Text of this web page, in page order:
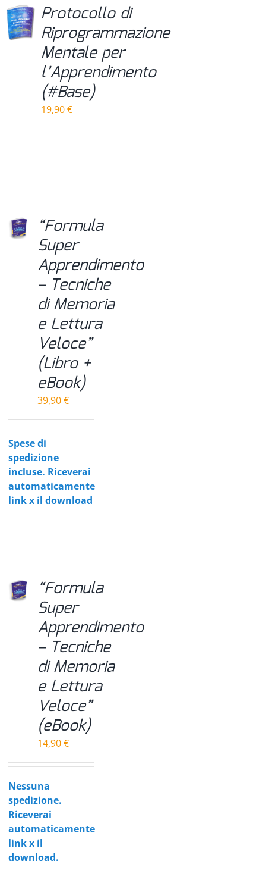
Protocollo di
Riprogrammazione
Mentale per
l’Apprendimento
(#Base)
19,90€
“Formula
Super
Apprendimento
– Tecniche
di Memoria
e Lettura
Veloce”
(Libro +
eBook)
39,90€
Spese di
spedizione
incluse. Riceverai
automaticamente
link x il download
“Formula
Super
Apprendimento
– Tecniche
di Memoria
e Lettura
Veloce”
(eBook)
14,90€
Nessuna
spedizione.
Riceverai
automaticamente
link x il
download.